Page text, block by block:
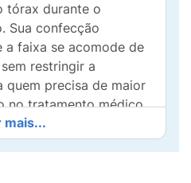
tórax durante o
Sua confecção
a faixa se acomode de
restringir a
quem precisa de maior
no tratamento médico,
facilita o uso diário.
Torácica Mercur é
mais...